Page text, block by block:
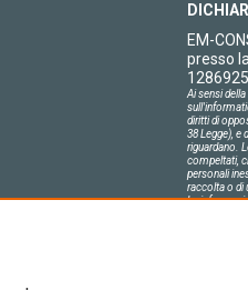
EM-
presso
1286925.
Ai sensi della
diritti di
38 Legge), e
riguardano.
compeltati,
personali
raccolta o di
Le